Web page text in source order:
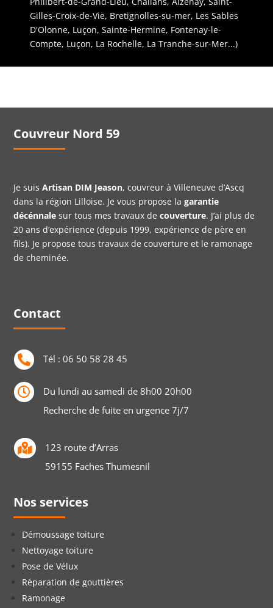
Gilles-Croix-de-Vie, Bretignolles-su-mer, Les Sables
D'Olonne, Luçon, Sainte-Hermine, Fontenay-le-
Compte, Luçon, La Rochelle, La Tranche-sur-Mer...)
Couvreur Nord 59
Je suisArtisan DIM Jeason, couvreur à Villeneuve d’Ascq
dans la région Lilloise. Je vous propose lagarantie
décénnale sur tous mes travaux decouverture. J’ai plus de
20 ans d’expérience (depuis 1999, expérience de père en
fils). Je propose tous travaux de couverture et le ramonage
de cheminée.
Contact
 Tél : 06 50 58 28 45

Du lundi au samedi de 8h00 20h00
Recherche de fuite en urgence 7j/7

123 route d’Arras
59155 Faches Thumesnil
Nos services
Démoussage toiture
Nettoyage toiture
Pose de Vélux
Réparation de gouttières
Ramonage